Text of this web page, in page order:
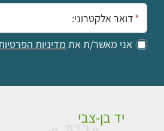
אימייל:
אני מאשר/ת את מדיניות
יד בן-צבי